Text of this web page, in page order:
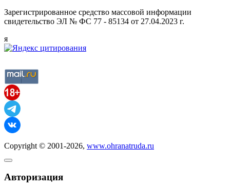
Зарегистрированное средство массовой информации
свидетельство ЭЛ № ФС 77 - 85134 от 27.04.2023 г.
я
Copyright © 2001-2026, www.ohranatruda.ru
Авторизация